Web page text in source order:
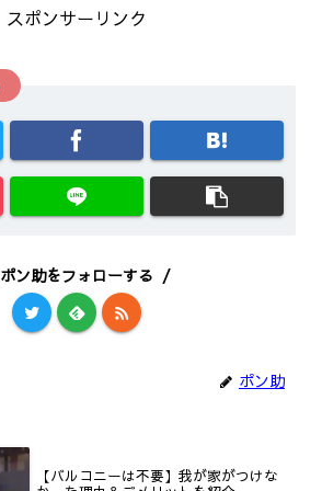
スポンサーリンク
ポン助をフォローする
ポン助
【バルコニーは不要】我が家がつけな